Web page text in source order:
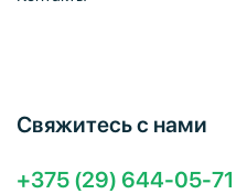
Свяжитесь с нами
+375 (29) 644-05-71